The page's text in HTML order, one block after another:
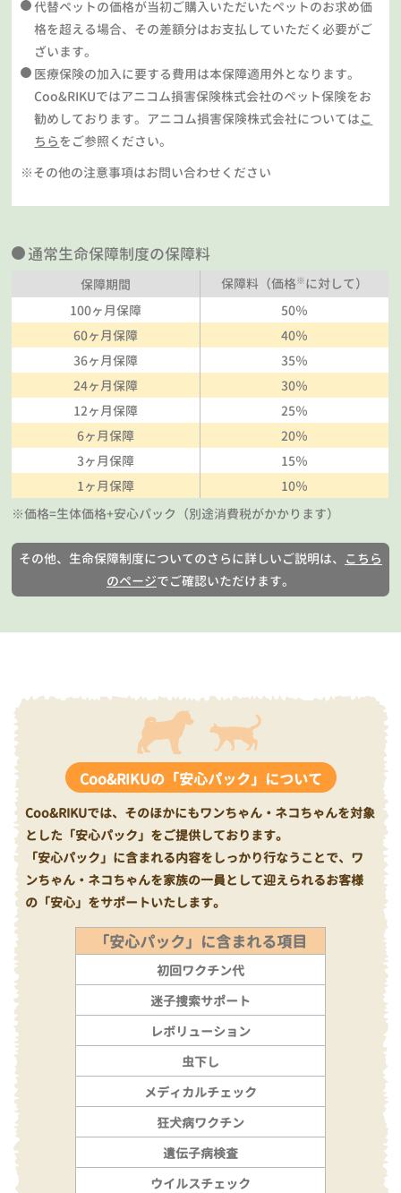
代替ペットの価格が当初ご購入いただいたペットのお求め価
格を超える場合、その差額分はお支払していただく必要がご
ざいます。
医療保険の加入に要する費用は本保障適用外となります。
Coo&RIKUではアニコム損害保険株式会社のペット保険をお
勧めしております。アニコム損害保険株式会社についてはこ
ちらをご参照ください。
※その他の注意事項はお問い合わせください
通常生命保障制度の保障料
保障期間 保障料（価格※に対して）
100ヶ月保障
50％
60ヶ月保障
40％
36ヶ月保障
35％
24ヶ月保障
30％
12ヶ月保障
25％
6ヶ月保障
20％
3ヶ月保障
15％
1ヶ月保障
10％
※価格=生体価格+安心パック（別途消費税がかかります）
その他、生命保障制度についてのさらに詳しいご説明は、
こちら
のページでご確認いただけます。
Coo&RIKUの「安心パック」について
Coo&RIKUでは、そのほかにもワンちゃん・ネコちゃんを対象
とした「安心パック」をご提供しております。
「安心パック」に含まれる内容をしっかり行なうことで、ワ
ンちゃん・ネコちゃんを家族の一員として迎えられるお客様
の「安心」をサポートいたします。
「安心パック」に含まれる項目
初回ワクチン代
迷子捜索サポート
レボリューション
虫下し
メディカルチェック
狂犬病ワクチン
遺伝子病検査
ウイルスチェック